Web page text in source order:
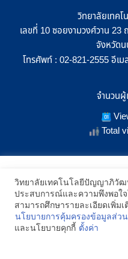
วิทยาลัยเทค
เลขที่ 10 ซอยงามวงศ์วาน 23
จังหวัด
โทรศัพท์ : 02-821-2555 อีเม
จำนวนผู้
Total
SHOW
2021 All Rights Reserved ©
เราใช้คุกกี้เพื่อเพิ่มประสิทธิภาพ แ
เว็บไซต์ เมื่อคุณกดยอมรับเราจ
คุณได้โดยเฉพาะ และหากคุณต้อ
สามารถเลือกตั้งค่าความยินยอม
อ่านนโยบายคุกกี้เพิ่มเติม
วิทยาลัยเทคโนโลยีปัญญาภิวัฒ
ประสบการณ์และความพึงพอใ
สามารถศึกษารายละเอียดเพิ่ม
นโยบายการคุ้มครองข้อมูลส่ว
และนโยบายคุกกี้ ตั้งค่า